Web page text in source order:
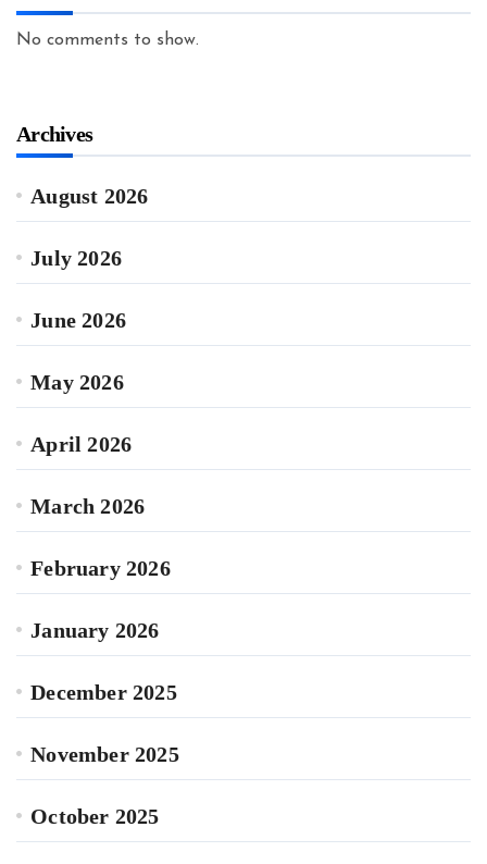
No comments to show.
Archives
August 2026
July 2026
June 2026
May 2026
April 2026
March 2026
February 2026
January 2026
December 2025
November 2025
October 2025